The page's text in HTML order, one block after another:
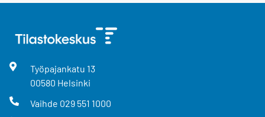
Työpajankatu 13
00580 Helsinki
Vaihde 029 551 1000